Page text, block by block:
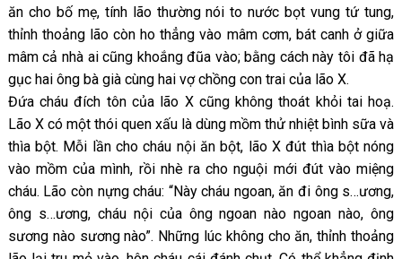
ăn cho bố mẹ, tính lão thường nói to nước bọt vung tứ tung,
thỉnh thoảng lão còn ho thẳng vào mâm cơm, bát canh ở giữa
mâm cả nhà ai cũng khoắng đũa vào; bằng cách này tôi đã hạ
gục hai ông bà già cùng hai vợ chồng con trai của lão X.
Đứa cháu đích tôn của lão X cũng không thoát khỏi tai hoạ.
Lão X có một thói quen xấu là dùng mồm thử nhiệt bình sữa và
thìa bột. Mỗi lần cho cháu nội ăn bột, lão X đút thìa bột nóng
vào mồm của mình, rồi nhè ra cho nguội mới đút vào miệng
cháu. Lão còn nựng cháu: “Này cháu ngoan, ăn đi ông s…ương,
ông s…ương, cháu nội của ông ngoan nào ngoan nào, ông
sương nào sương nào”. Những lúc không cho ăn, thỉnh thoảng